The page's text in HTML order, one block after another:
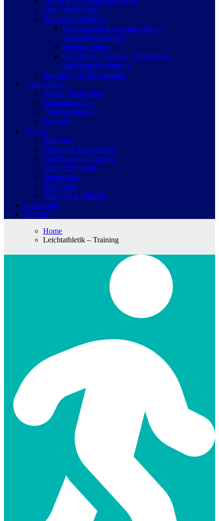
Sportabzeichen
Gesundheitssport
Haltung und Bewegung durch
Ganzkörpertraining
Rückenfitkurs
Functional Training – Effektives
Ganzkörperworkout
Kontakt – Probetraining
Tischtennis
News Tischtennis
Mannschaften
Trainingszeiten
Kontakt
Turnen
Gruppen
Fitness & Gesundheit
Funktionales Training
Sport für Kinder
Kindertanz
Showtanz
Sportliche Männer
Volleyball
Kontakt
Home
Leichtathletik – Training